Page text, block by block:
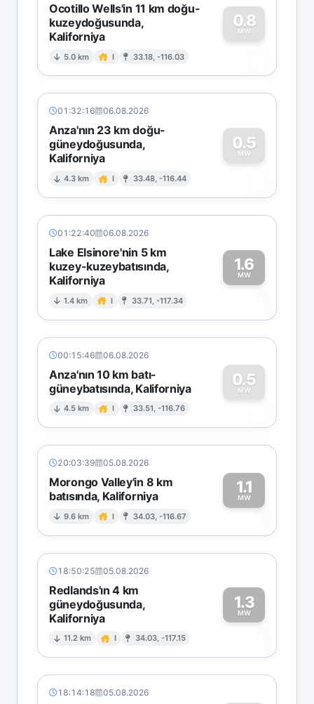
Ocotillo Wells'in 11 km doğu-
kuzeydoğusunda,
Kaliforniya
5.0 km I 33.18, -116.03
0.8
MW
0
01:32:16 06.08.2026
Anza'nın 23 km doğu-
güneydoğusunda,
Kaliforniya
4.3 km I 33.48, -116.44
0.5
MW
0
01:22:40 06.08.2026
Lake Elsinore'nin 5 km
kuzey-kuzeybatısında,
Kaliforniya
1.4 km I 33.71, -117.34
1.6
MW
1
00:15:46 06.08.2026
Anza'nın 10 km batı-
güneybatısında, Kaliforniya
4.5 km I 33.51, -116.76
0.5
MW
0
20:03:39 05.08.2026
Morongo Valley'in 8 km
batısında, Kaliforniya
9.6 km I 34.03, -116.67
1.1
MW1
18:50:25 05.08.2026
Redlands'ın 4 km
güneydoğusunda,
Kaliforniya
11.2 km I 34.03, -117.15
1.3
MW
1
18:14:18 05.08.2026